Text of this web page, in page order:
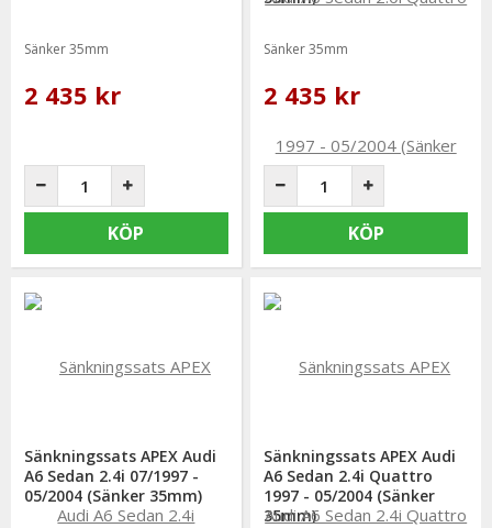
Sänker 35mm
2 435 kr
KÖP
Sänker 35mm
2 435 kr
KÖP
Sänkningssats APEX Audi
A6 Sedan 2.4i 07/1997 -
05/2004 (Sänker 35mm)
Sänkningssats APEX Audi
A6 Sedan 2.4i Quattro
1997 - 05/2004 (Sänker
35mm)